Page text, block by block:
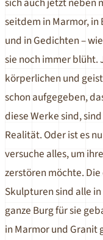
seitdem in Marmor, in
und in Gedichten –
sie noch immer blüht.
körperlichen und
schon aufgegeben,
diese Werke sind,
Realität. Oder ist es
versuche alles, um
zerstören möchte.
Skulpturen sind alle
ganze Burg für sie
in Marmor und Granit